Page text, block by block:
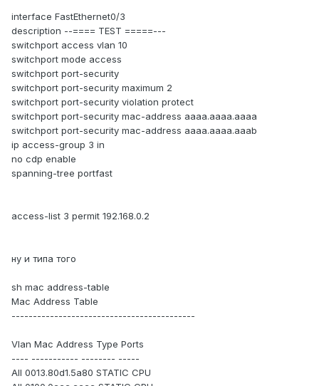
interface FastEthernet0/3
description --==== TEST =====---
switchport access vlan 10
switchport mode access
switchport port-security
switchport port-security maximum 2
switchport port-security violation protect
switchport port-security mac-address aaaa.aaaa.aaaa
switchport port-security mac-address aaaa.aaaa.aaab
ip access-group 3 in
no cdp enable
spanning-tree portfast
access-list 3 permit 192.168.0.2
ну и типа того
sh mac address-table
Mac Address Table
-------------------------------------------
Vlan Mac Address Type Ports
---- ----------- -------- -----
All 0013.80d1.5a80 STATIC CPU